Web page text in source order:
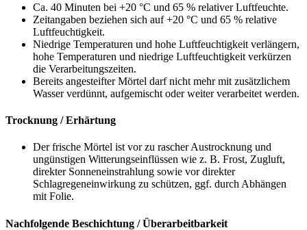
Ca. 40 Minuten bei +20 °C und 65 % relativer Luftfeuchte.
Zeitangaben beziehen sich auf +20 °C und 65 % relative
Luftfeuchtigkeit.
Niedrige Temperaturen und hohe Luftfeuchtigkeit verlängern,
hohe Temperaturen und niedrige Luftfeuchtigkeit verkürzen
die Verarbeitungszeiten.
Bereits angesteifter Mörtel darf nicht mehr mit zusätzlichem
Wasser verdünnt, aufgemischt oder weiter verarbeitet werden.
Trocknung / Erhärtung
Der frische Mörtel ist vor zu rascher Austrocknung und
ungünstigen Witterungseinflüssen wie z. B. Frost, Zugluft,
direkter Sonneneinstrahlung sowie vor direkter
Schlagregeneinwirkung zu schützen, ggf. durch Abhängen
mit Folie.
Nachfolgende Beschichtung / Überarbeitbarkeit